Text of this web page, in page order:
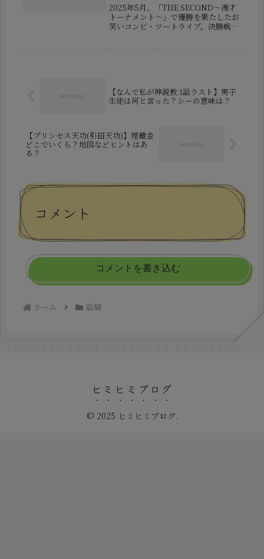
2025年5月、「THE SECOND～漫才
トーナメント～」で優勝を果たしたお
笑いコンビ・ツートライブ。決勝戦で
【なんで私が神説教:1話ラスト】男子
生徒は何と言った？シーの意味は？
【プリンセス天功(引田天功)】埋蔵金
どこでいくら？地図などヒントはあ
る？
コメント
コメントを書き込む
ホーム 話題
ヒミヒミブログ
© 2025 ヒミヒミブログ.